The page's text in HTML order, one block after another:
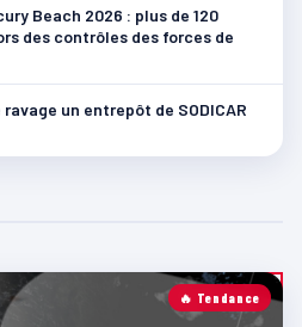
Beach 2026 : plus de 120
des contrôles des forces de
un entrepôt de SODICAR
🔥 Tendance